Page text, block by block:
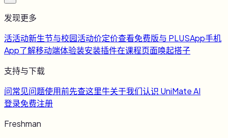
发现更多
活活动新生节与校园活动价定价查看免费版与 PLUSApp手机
App了解移动端体验装安装插件在课程页面唤起搭子
支持与下载
问常见问题使用前先查这里牛关于我们认识 UniMate AI
登录免费注册
Freshman